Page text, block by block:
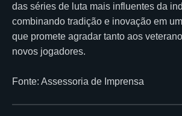
das séries de luta mais influentes da
combinando tradição e inovação em
que promete agradar tanto aos
novos jogadores.
Fonte: Assessoria de Imprensa